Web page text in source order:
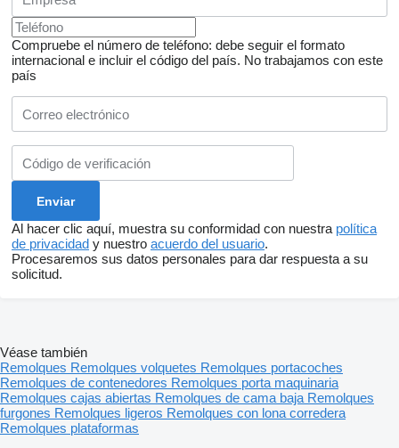
Compruebe el número de teléfono: debe seguir el formato
internacional e incluir el código del país. No trabajamos con este
país
Al hacer clic aquí, muestra su conformidad con nuestra política
de privacidad y nuestro acuerdo del usuario.
Procesaremos sus datos personales para dar respuesta a su
solicitud.
Véase también
Remolques Remolques volquetes Remolques portacoches
Remolques de contenedores Remolques porta maquinaria
Remolques cajas abiertas Remolques de cama baja Remolques
furgones Remolques ligeros Remolques con lona corredera
Remolques plataformas